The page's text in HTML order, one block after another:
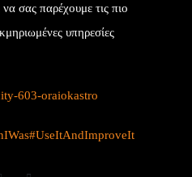
σας παρέχουμε τις πιο
υπηρεσίες
603-oraiokastro
#UseItAndImproveIt